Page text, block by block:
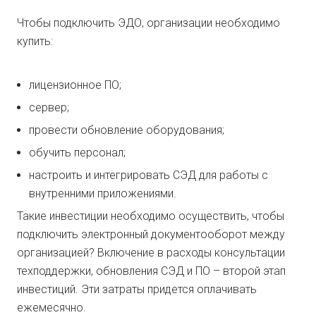
Чтобы подключить ЭДО, организации необходимо
купить:
лицензионное ПО;
сервер;
провести обновление оборудования;
обучить персонал;
настроить и интегрировать СЭД для работы с
внутренними приложениями.
Такие инвестиции необходимо осуществить, чтобы
подключить электронный документооборот между
организацией? Включение в расходы консультации
техподдержки, обновления СЭД и ПО – второй этап
инвестиций. Эти затраты придется оплачивать
ежемесячно.